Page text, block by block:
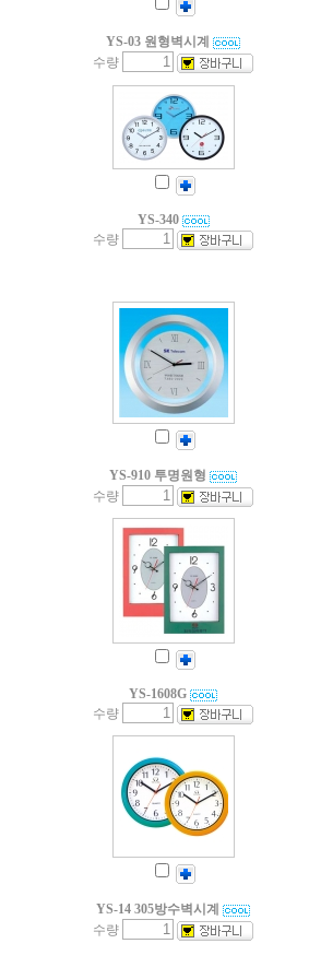
YS-03 원형벽시계
수량
YS-340
수량
YS-910 투명원형
수량
YS-1608G
수량
YS-14 305방수벽시계
수량